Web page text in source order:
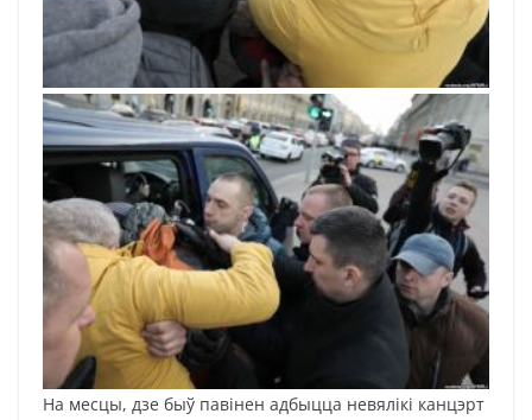
На месцы, дзе быў павінен адбыцца невялікі канцэрт